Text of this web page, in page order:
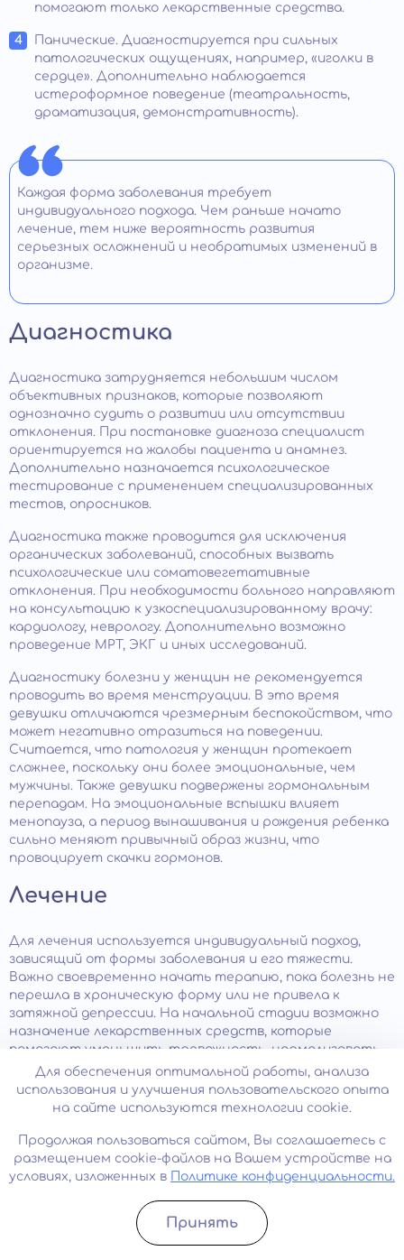
помогают только лекарственные средства.
Панические. Диагностируется при сильных
патологических ощущениях, например, «иголки в
сердце». Дополнительно наблюдается
истероформное поведение (театральность,
драматизация, демонстративность).
Каждая форма заболевания требует
индивидуального подхода. Чем раньше начато
лечение, тем ниже вероятность развития
серьезных осложнений и необратимых изменений в
организме.
Диагностика
Диагностика затрудняется небольшим числом
объективных признаков, которые позволяют
однозначно судить о развитии или отсутствии
отклонения. При постановке диагноза специалист
ориентируется на жалобы пациента и анамнез.
Дополнительно назначается психологическое
тестирование с применением специализированных
тестов, опросников.
Диагностика также проводится для исключения
органических заболеваний, способных вызвать
психологические или соматовегетативные
отклонения. При необходимости больного направляют
на консультацию к узкоспециализированному врачу:
кардиологу, неврологу. Дополнительно возможно
проведение МРТ, ЭКГ и иных исследований.
Диагностику болезни у женщин не рекомендуется
проводить во время менструации. В это время
девушки отличаются чрезмерным беспокойством, что
может негативно отразиться на поведении.
Считается, что патология у женщин протекает
сложнее, поскольку они более эмоциональные, чем
мужчины. Также девушки подвержены гормональным
перепадам. На эмоциональные вспышки влияет
менопауза, а период вынашивания и рождения ребенка
сильно меняют привычный образ жизни, что
провоцирует скачки гормонов.
Лечение
Для лечения используется индивидуальный подход,
зависящий от формы заболевания и его тяжести.
Важно своевременно начать терапию, пока болезнь не
перешла в хроническую форму или не привела к
затяжной депрессии. На начальной стадии возможно
назначение лекарственных средств, которые
помогают уменьшить тревожность, нормализовать
сон, улучшить самочувствие. В фармакотерапии
применяют такие препараты, как:
транквилизаторы;
нейролептики;
психостимуляторы.
Записатьcя
Для обеспечения оптимальной работы, анализа
использования и улучшения пользовательского опыта
на сайте используются технологии cookie.
Продолжая пользоваться сайтом, Вы соглашаетесь с
размещением cookie-файлов на Вашем устройстве на
условиях, изложенных в
Политике конфиденциальности.
Принять